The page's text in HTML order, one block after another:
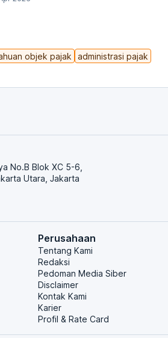
objek pajak
administrasi pajak
No.B Blok XC 5-6,
Utara, Jakarta
Perusahaan
Tentang Kami
Redaksi
Pedoman Media Siber
Disclaimer
Kontak Kami
Karier
Profil & Rate Card